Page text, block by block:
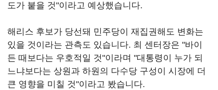
도가 붙을 것"이라고 예상했습니다.
해리스 후보가 당선돼 민주당이 재집권해도 변화는
있을 것이라는 관측도 있습니다. 최 센터장은 "바이
든 때보다는 우호적일 것"이라며 "대통령이 누가 되
느냐보다는 상원과 하원의 다수당 구성이 시장에 더
큰 영향을 미칠 것"이라고 봤습니다.